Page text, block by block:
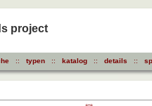
project
:: typen :: katalog :: details ::